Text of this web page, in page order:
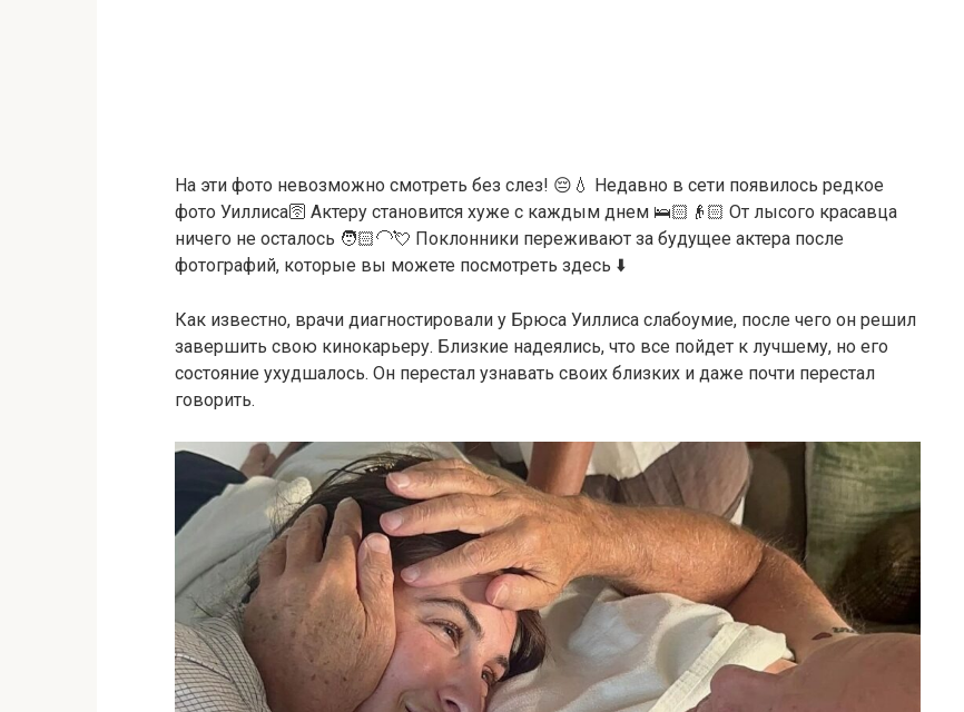
На эти фото невозможно смотреть без слез! 😔💧 Недавно в сети появилось редкое
фото Уиллиса🛜 Актеру становится хуже с каждым днем 🛌🏻👴🏻 От лысого красавца
ничего не осталось 🧑🏻‍🦲💘 Поклонники переживают за будущее актера после
фотографий, которые вы можете посмотреть здесь ⬇️
Как известно, врачи диагностировали у Брюса Уиллиса слабоумие, после чего он решил
завершить свою кинокарьеру. Близкие надеялись, что все пойдет к лучшему, но его
состояние ухудшалось. Он перестал узнавать своих близких и даже почти перестал
говорить.